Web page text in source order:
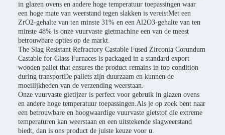
in glazen ovens en andere hoge temperatuur toepassingen waar
een hoge mate van weerstand tegen slakken is vereistMet een
ZrO2-gehalte van ten minste 31% en een Al2O3-gehalte van ten
minste 48% is onze vuurvaste gietmachine een van de meest
betrouwbare opties op de markt.
The Slag Resistant Refractory Castable Fused Zirconia Corundum
Castable for Glass Furnaces is packaged in a standard export
wooden pallet that ensures the product remains in top condition
during transportDe pallets zijn duurzaam en kunnen de
moeilijkheden van de verzending weerstaan.
Onze vuurvaste gietijzer is perfect voor gebruik in glazen ovens
en andere hoge temperatuur toepassingen.Als je op zoek bent naar
een betrouwbare en hoogwaardige vuurvaste gietstof die extreme
temperaturen kan weerstaan en een uitstekende slagweerstand
biedt, dan is ons product de juiste keuze voor u.